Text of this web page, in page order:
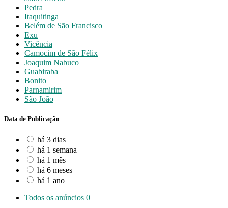
Pedra
Itaquitinga
Belém de São Francisco
Exu
Vicência
Camocim de São Félix
Joaquim Nabuco
Guabiraba
Bonito
Parnamirim
São João
Data de Publicação
há 3 dias
há 1 semana
há 1 mês
há 6 meses
há 1 ano
Todos os anúncios 0